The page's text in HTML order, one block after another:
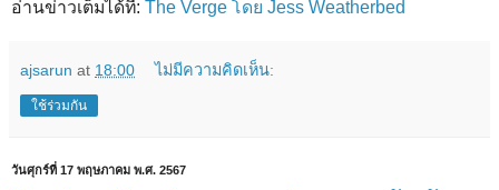
อ่านข่าวเต็มได้ที่: The Verge โดย Jess Weatherbed
ajsarun at 18:00 ไม่มีความคิดเห็น:
ใช้ร่วมกัน
วันศุกร์ที่ 17 พฤษภาคม พ.ศ. 2567